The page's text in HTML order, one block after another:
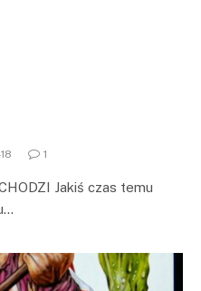
1
Jakiś czas temu